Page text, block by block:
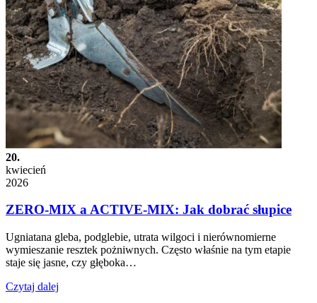
20.
kwiecień
2026
ZERO-MIX a ACTIVE-MIX: Jak dobrać słupice
Ugniatana gleba, podglebie, utrata wilgoci i nierównomierne
wymieszanie resztek pożniwnych. Często właśnie na tym etapie
staje się jasne, czy głęboka…
Czytaj dalej